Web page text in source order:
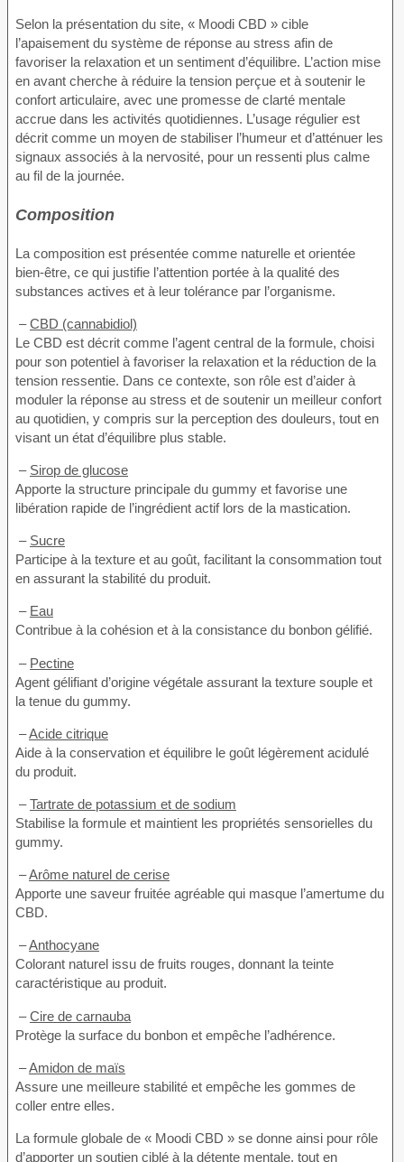
Selon la présentation du site, « Moodi CBD » cible
l’apaisement du système de réponse au stress afin de
favoriser la relaxation et un sentiment d’équilibre. L’action mise
en avant cherche à réduire la tension perçue et à soutenir le
confort articulaire, avec une promesse de clarté mentale
accrue dans les activités quotidiennes. L’usage régulier est
décrit comme un moyen de stabiliser l’humeur et d’atténuer les
signaux associés à la nervosité, pour un ressenti plus calme
au fil de la journée.
Composition
La composition est présentée comme naturelle et orientée
bien-être, ce qui justifie l’attention portée à la qualité des
substances actives et à leur tolérance par l’organisme.
–CBD (cannabidiol)
Le CBD est décrit comme l’agent central de la formule, choisi
pour son potentiel à favoriser la relaxation et la réduction de la
tension ressentie. Dans ce contexte, son rôle est d’aider à
moduler la réponse au stress et de soutenir un meilleur confort
au quotidien, y compris sur la perception des douleurs, tout en
visant un état d’équilibre plus stable.
– Sirop de glucose
Apporte la structure principale du gummy et favorise une
libération rapide de l’ingrédient actif lors de la mastication.
– Sucre
Participe à la texture et au goût, facilitant la consommation tout
en assurant la stabilité du produit.
– Eau
Contribue à la cohésion et à la consistance du bonbon gélifié.
– Pectine
Agent gélifiant d’origine végétale assurant la texture souple et
la tenue du gummy.
–Acide citrique
Aide à la conservation et équilibre le goût légèrement acidulé
du produit.
–Tartrate de potassium et de sodium
Stabilise la formule et maintient les propriétés sensorielles du
gummy.
–Arôme naturel de cerise
Apporte une saveur fruitée agréable qui masque l’amertume du
CBD.
–Anthocyane
Colorant naturel issu de fruits rouges, donnant la teinte
caractéristique au produit.
–Cire de carnauba
Protège la surface du bonbon et empêche l’adhérence.
–Amidon de maïs
Assure une meilleure stabilité et empêche les gommes de
coller entre elles.
La formule globale de « Moodi CBD » se donne ainsi pour rôle
d’apporter un soutien ciblé à la détente mentale, tout en